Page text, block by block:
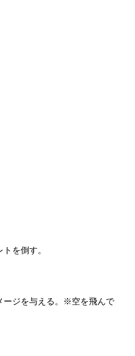
を倒す。
ージを与える。※空を飛んで